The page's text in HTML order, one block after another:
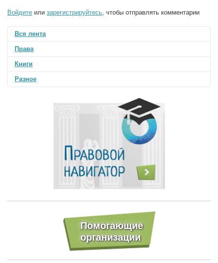
Войдите или зарегистрируйтесь , чтобы отправлять комментарии
Вся лента
Права
Книги
Разное